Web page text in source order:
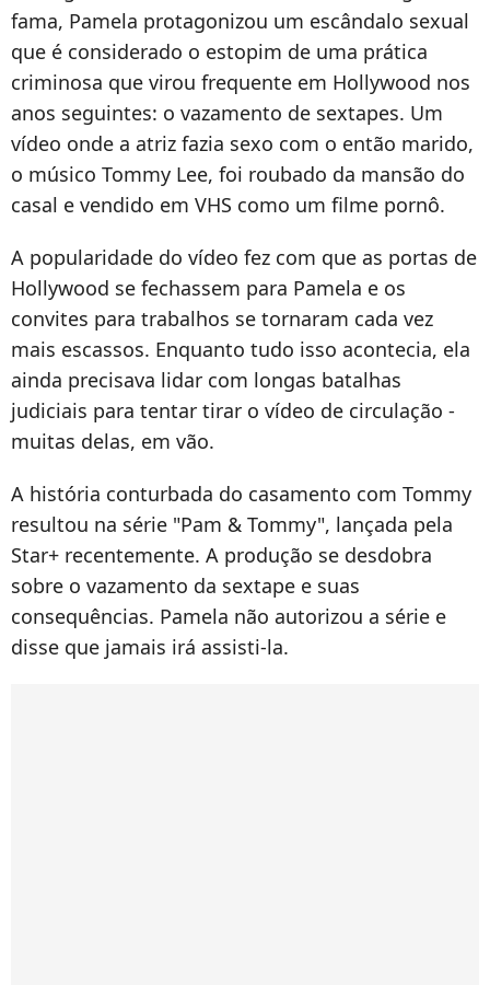
fama, Pamela protagonizou um escândalo sexual
que é considerado o estopim de uma prática
criminosa que virou frequente em Hollywood nos
anos seguintes: o vazamento de sextapes. Um
vídeo onde a atriz fazia sexo com o então marido,
o músico Tommy Lee, foi roubado da mansão do
casal e vendido em VHS como um filme pornô.
A popularidade do vídeo fez com que as portas de
Hollywood se fechassem para Pamela e os
convites para trabalhos se tornaram cada vez
mais escassos. Enquanto tudo isso acontecia, ela
ainda precisava lidar com longas batalhas
judiciais para tentar tirar o vídeo de circulação -
muitas delas, em vão.
A história conturbada do casamento com Tommy
resultou na série "Pam & Tommy", lançada pela
Star+ recentemente. A produção se desdobra
sobre o vazamento da sextape e suas
consequências. Pamela não autorizou a série e
disse que jamais irá assisti-la.